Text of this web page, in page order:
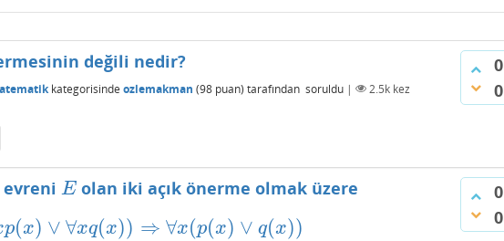
0
0
değili nedir?
kategorisinde ozlemakman (98 puan) tarafından soruldu | 2.5k kez
0
0
E
E olan iki açık önerme olmak üzere
p(x) ∨ ∀xq(x)) ⇒ ∀x(p(x) ∨ q(x))
(∀ xp (x)∨∀xq(x )⇒∀x(p(x)∨q(x))